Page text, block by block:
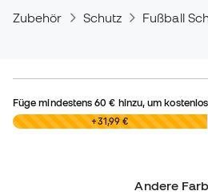
Zubehör Schutz Fußball
Füge mindestens60 € hinzu, um
0,00 € +31,99 €
Andere